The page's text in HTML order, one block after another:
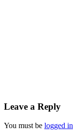
Leave a Reply
You must be logged in